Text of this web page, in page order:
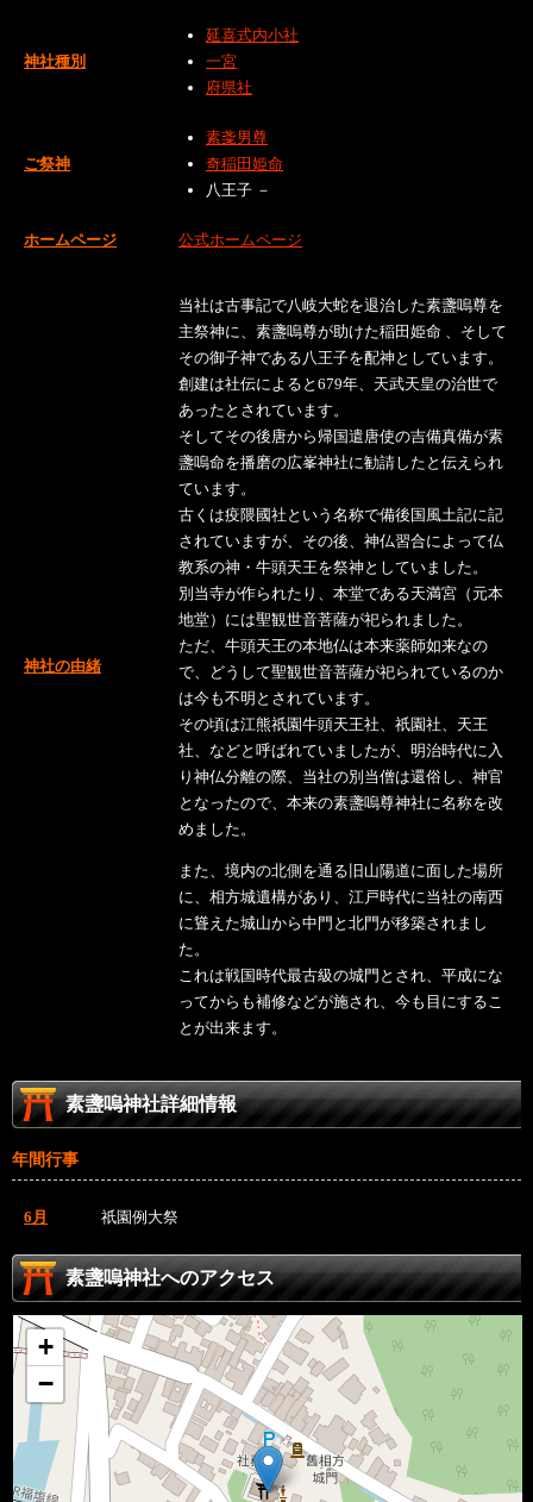
神社種別
延喜式内小社
一宮
府県社
ご祭神
素戔男尊
奇稲田姫命
八王子 －
ホームページ 公式ホームページ
神社の由緒
当社は古事記で八岐大蛇を退治した素盞嗚尊を
主祭神に、素盞嗚尊が助けた稲田姫命 、そして
その御子神である八王子を配神としています。
創建は社伝によると679年、天武天皇の治世で
あったとされています。
そしてその後唐から帰国遣唐使の吉備真備が素
盞嗚命を播磨の広峯神社に勧請したと伝えられ
ています。
古くは疫隈國社という名称で備後国風土記に記
されていますが、その後、神仏習合によって仏
教系の神・牛頭天王を祭神としていました。
別当寺が作られたり、本堂である天満宮（元本
地堂）には聖観世音菩薩が祀られました。
ただ、牛頭天王の本地仏は本来薬師如来なの
で、どうして聖観世音菩薩が祀られているのか
は今も不明とされています。
その頃は江熊祇園牛頭天王社、祇園社、天王
社、などと呼ばれていましたが、明治時代に入
り神仏分離の際、当社の別当僧は還俗し、神官
となったので、本来の素盞嗚尊神社に名称を改
めました。
また、境内の北側を通る旧山陽道に面した場所
に、相方城遺構があり、江戸時代に当社の南西
に聳えた城山から中門と北門が移築されまし
た。
これは戦国時代最古級の城門とされ、平成にな
ってからも補修などが施され、今も目にするこ
とが出来ます。
素盞嗚神社詳細情報
年間行事
6月 祇園例大祭
素盞嗚神社へのアクセス
+
−